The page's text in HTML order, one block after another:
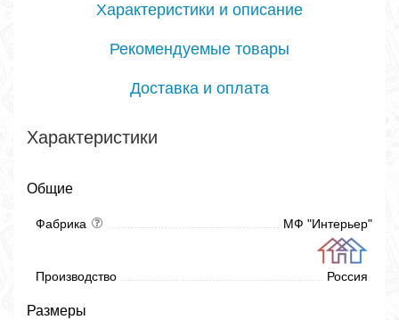
Характеристики и описание
Рекомендуемые товары
Доставка и оплата
Характеристики
Общие
Фабрика МФ "Интерьер"
Производство Россия
Размеры